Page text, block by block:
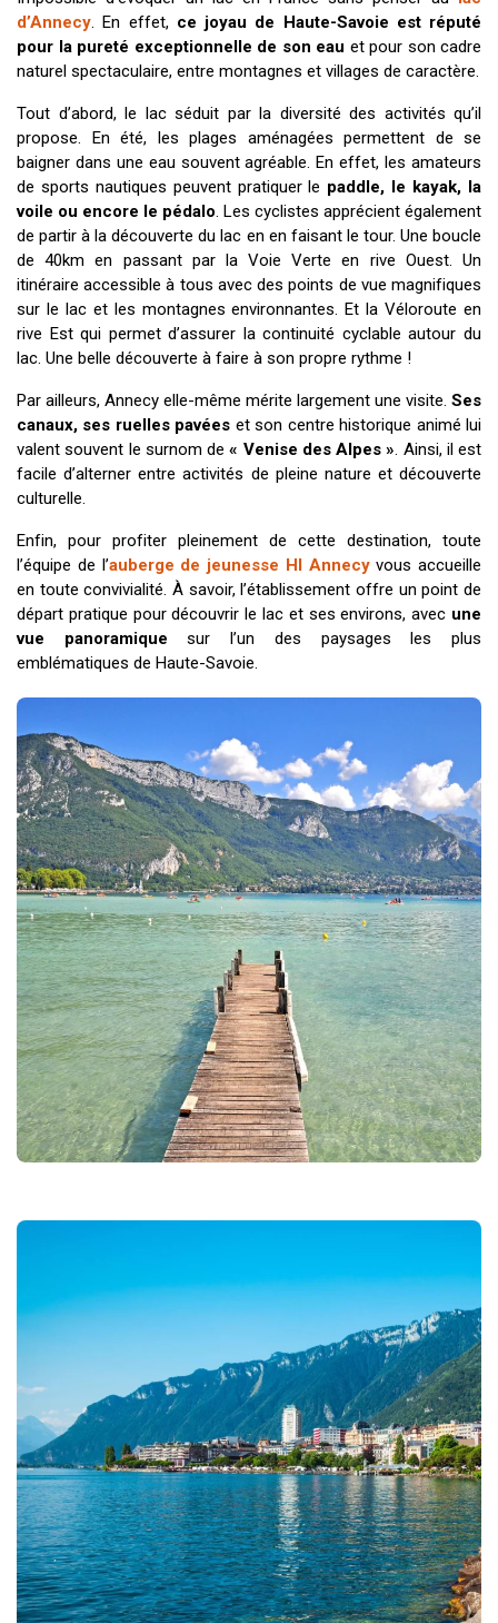
d’Annecy . En effet, ce joyau de Haute-Savoie est réputé
pour la pureté exceptionnelle de son eau et pour son cadre
naturel spectaculaire, entre montagnes et villages de caractère.
Tout d’abord, le lac séduit par la diversité des activités qu’il
propose. En été, les plages aménagées permettent de se
baigner dans une eau souvent agréable. En effet, les amateurs
de sports nautiques peuvent pratiquer le paddle, le kayak, la
voile ou encore le pédalo . Les cyclistes apprécient également
de partir à la découverte du lac en en faisant le tour. Une boucle
de 40km en passant par la Voie Verte en rive Ouest. Un
itinéraire accessible à tous avec des points de vue magnifiques
sur le lac et les montagnes environnantes. Et la Véloroute en
rive Est qui permet d’assurer la continuité cyclable autour du
lac. Une belle découverte à faire à son propre rythme !
Par ailleurs, Annecy elle-même mérite largement une visite. Ses
canaux, ses ruelles pavées et son centre historique animé lui
valent souvent le surnom de« Venise des Alpes » . Ainsi, il est
facile d’alterner entre activités de pleine nature et découverte
culturelle.
Enfin, pour profiter pleinement de cette destination, toute
l’équipe de l’auberge de jeunesse HI Annecyvous accueille
en toute convivialité. À savoir, l’établissement offre un point de
départ pratique pour découvrir le lac et ses environs, avec une
vue panoramique sur l’un des paysages les plus
emblématiques de Haute-Savoie.